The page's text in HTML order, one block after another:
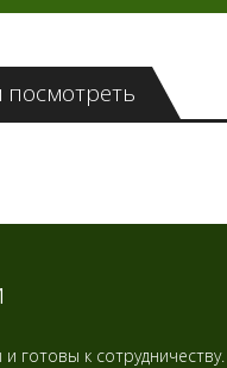
посмотреть
готовы к сотрудничеству.